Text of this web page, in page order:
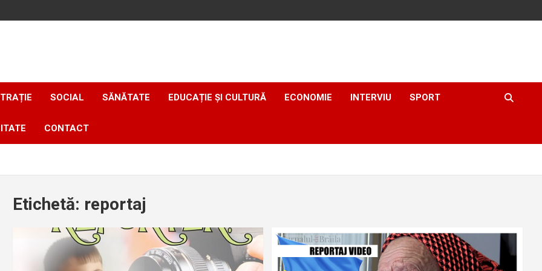
SOCIAL SĂNĂTATE EDUCAȚIE ȘI CULTURĂ ECONOMIE INTERVIU SPORT
CONTACT
Etichetă: reportaj